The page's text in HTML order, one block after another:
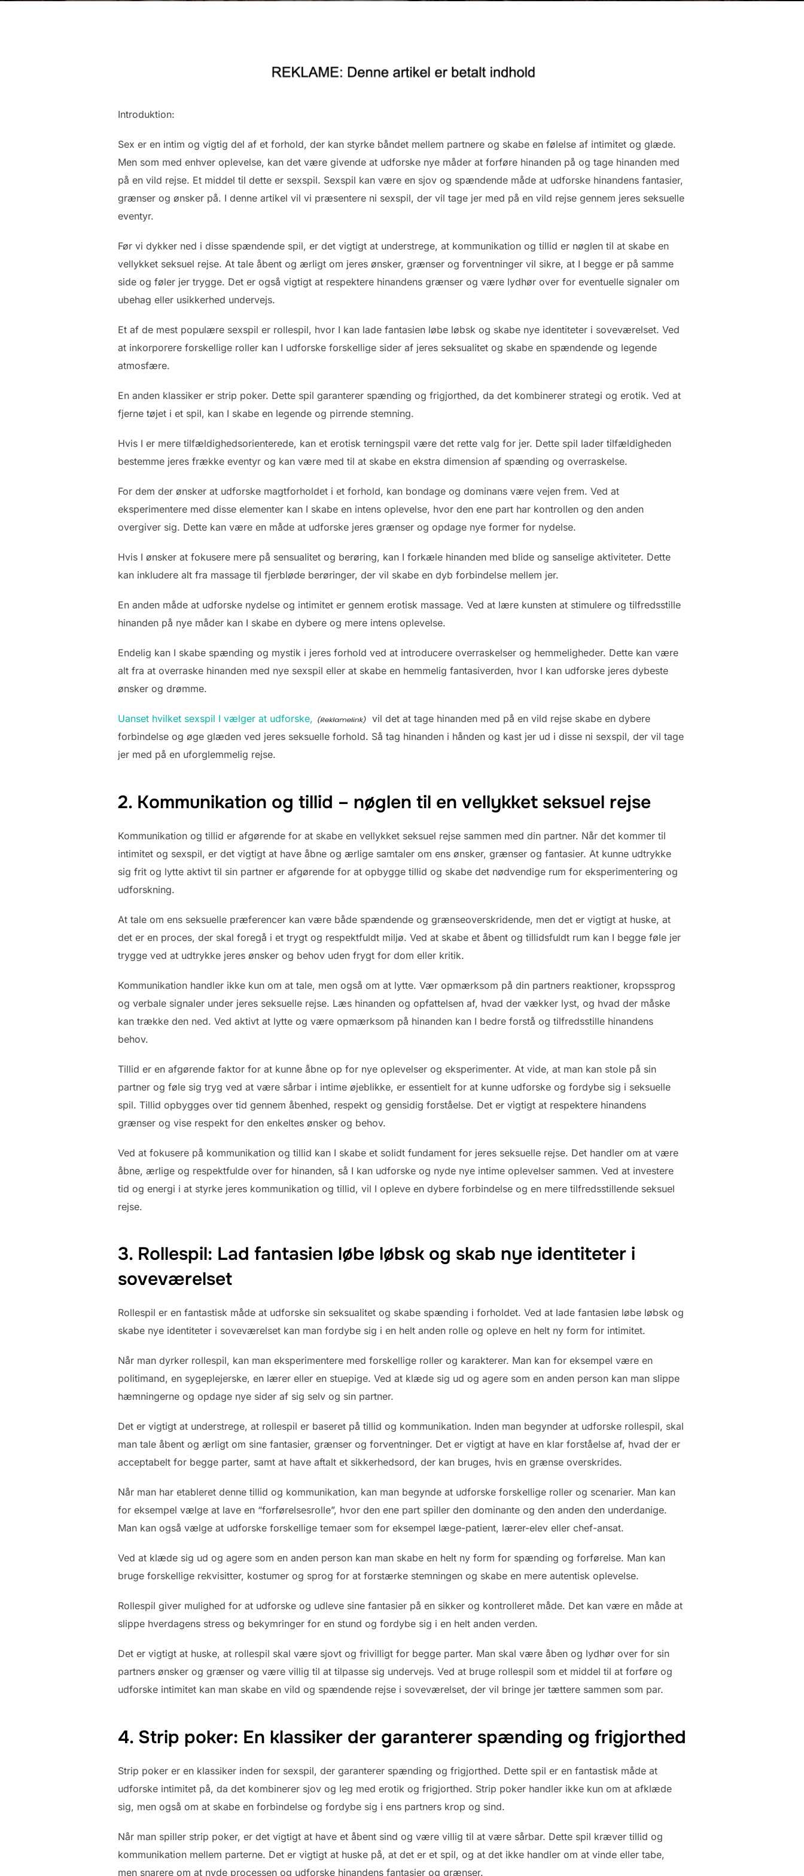
Introduktion:
Sex er en intim og vigtig del af et forhold, der kan styrke båndet mellem partnere og skabe en følelse af intimitet og glæde.
Men som med enhver oplevelse, kan det være givende at udforske nye måder at forføre hinanden på og tage hinanden med
på en vild rejse. Et middel til dette er sexspil. Sexspil kan være en sjov og spændende måde at udforske hinandens fantasier,
grænser og ønsker på. I denne artikel vil vi præsentere ni sexspil, der vil tage jer med på en vild rejse gennem jeres seksuelle
eventyr.
Før vi dykker ned i disse spændende spil, er det vigtigt at understrege, at kommunikation og tillid er nøglen til at skabe en
vellykket seksuel rejse. At tale åbent og ærligt om jeres ønsker, grænser og forventninger vil sikre, at I begge er på samme
side og føler jer trygge. Det er også vigtigt at respektere hinandens grænser og være lydhør over for eventuelle signaler om
ubehag eller usikkerhed undervejs.
Et af de mest populære sexspil er rollespil, hvor I kan lade fantasien løbe løbsk og skabe nye identiteter i soveværelset. Ved
at inkorporere forskellige roller kan I udforske forskellige sider af jeres seksualitet og skabe en spændende og legende
atmosfære.
En anden klassiker er strip poker. Dette spil garanterer spænding og frigjorthed, da det kombinerer strategi og erotik. Ved at
fjerne tøjet i et spil, kan I skabe en legende og pirrende stemning.
Hvis I er mere tilfældighedsorienterede, kan et erotisk terningspil være det rette valg for jer. Dette spil lader tilfældigheden
bestemme jeres frække eventyr og kan være med til at skabe en ekstra dimension af spænding og overraskelse.
For dem der ønsker at udforske magtforholdet i et forhold, kan bondage og dominans være vejen frem. Ved at
eksperimentere med disse elementer kan I skabe en intens oplevelse, hvor den ene part har kontrollen og den anden
overgiver sig. Dette kan være en måde at udforske jeres grænser og opdage nye former for nydelse.
Hvis I ønsker at fokusere mere på sensualitet og berøring, kan I forkæle hinanden med blide og sanselige aktiviteter. Dette
kan inkludere alt fra massage til fjerbløde berøringer, der vil skabe en dyb forbindelse mellem jer.
En anden måde at udforske nydelse og intimitet er gennem erotisk massage. Ved at lære kunsten at stimulere og tilfredsstille
hinanden på nye måder kan I skabe en dybere og mere intens oplevelse.
Endelig kan I skabe spænding og mystik i jeres forhold ved at introducere overraskelser og hemmeligheder. Dette kan være
alt fra at overraske hinanden med nye sexspil eller at skabe en hemmelig fantasiverden, hvor I kan udforske jeres dybeste
ønsker og drømme.
Uanset hvilket sexspil I vælger at udforske,
vil det at tage hinanden med på en vild rejse skabe en dybere
forbindelse og øge glæden ved jeres seksuelle forhold. Så tag hinanden i hånden og kast jer ud i disse ni sexspil, der vil tage
jer med på en uforglemmelig rejse.
2. Kommunikation og tillid – nøglen til en vellykket seksuel rejse
Kommunikation og tillid er afgørende for at skabe en vellykket seksuel rejse sammen med din partner. Når det kommer til
intimitet og sexspil, er det vigtigt at have åbne og ærlige samtaler om ens ønsker, grænser og fantasier. At kunne udtrykke
sig frit og lytte aktivt til sin partner er afgørende for at opbygge tillid og skabe det nødvendige rum for eksperimentering og
udforskning.
At tale om ens seksuelle præferencer kan være både spændende og grænseoverskridende, men det er vigtigt at huske, at
det er en proces, der skal foregå i et trygt og respektfuldt miljø. Ved at skabe et åbent og tillidsfuldt rum kan I begge føle jer
trygge ved at udtrykke jeres ønsker og behov uden frygt for dom eller kritik.
Kommunikation handler ikke kun om at tale, men også om at lytte. Vær opmærksom på din partners reaktioner, kropssprog
og verbale signaler under jeres seksuelle rejse. Læs hinanden og opfattelsen af, hvad der vækker lyst, og hvad der måske
kan trække den ned. Ved aktivt at lytte og være opmærksom på hinanden kan I bedre forstå og tilfredsstille hinandens
behov.
Tillid er en afgørende faktor for at kunne åbne op for nye oplevelser og eksperimenter. At vide, at man kan stole på sin
partner og føle sig tryg ved at være sårbar i intime øjeblikke, er essentielt for at kunne udforske og fordybe sig i seksuelle
spil. Tillid opbygges over tid gennem åbenhed, respekt og gensidig forståelse. Det er vigtigt at respektere hinandens
grænser og vise respekt for den enkeltes ønsker og behov.
Ved at fokusere på kommunikation og tillid kan I skabe et solidt fundament for jeres seksuelle rejse. Det handler om at være
åbne, ærlige og respektfulde over for hinanden, så I kan udforske og nyde nye intime oplevelser sammen. Ved at investere
tid og energi i at styrke jeres kommunikation og tillid, vil I opleve en dybere forbindelse og en mere tilfredsstillende seksuel
rejse.
3. Rollespil: Lad fantasien løbe løbsk og skab nye identiteter i
soveværelset
Rollespil er en fantastisk måde at udforske sin seksualitet og skabe spænding i forholdet. Ved at lade fantasien løbe løbsk og
skabe nye identiteter i soveværelset kan man fordybe sig i en helt anden rolle og opleve en helt ny form for intimitet.
Når man dyrker rollespil, kan man eksperimentere med forskellige roller og karakterer. Man kan for eksempel være en
politimand, en sygeplejerske, en lærer eller en stuepige. Ved at klæde sig ud og agere som en anden person kan man slippe
hæmningerne og opdage nye sider af sig selv og sin partner.
Det er vigtigt at understrege, at rollespil er baseret på tillid og kommunikation. Inden man begynder at udforske rollespil, skal
man tale åbent og ærligt om sine fantasier, grænser og forventninger. Det er vigtigt at have en klar forståelse af, hvad der er
acceptabelt for begge parter, samt at have aftalt et sikkerhedsord, der kan bruges, hvis en grænse overskrides.
Når man har etableret denne tillid og kommunikation, kan man begynde at udforske forskellige roller og scenarier. Man kan
for eksempel vælge at lave en “forførelsesrolle”, hvor den ene part spiller den dominante og den anden den underdanige.
Man kan også vælge at udforske forskellige temaer som for eksempel læge-patient, lærer-elev eller chef-ansat.
Ved at klæde sig ud og agere som en anden person kan man skabe en helt ny form for spænding og forførelse. Man kan
bruge forskellige rekvisitter, kostumer og sprog for at forstærke stemningen og skabe en mere autentisk oplevelse.
Rollespil giver mulighed for at udforske og udleve sine fantasier på en sikker og kontrolleret måde. Det kan være en måde at
slippe hverdagens stress og bekymringer for en stund og fordybe sig i en helt anden verden.
Det er vigtigt at huske, at rollespil skal være sjovt og frivilligt for begge parter. Man skal være åben og lydhør over for sin
partners ønsker og grænser og være villig til at tilpasse sig undervejs. Ved at bruge rollespil som et middel til at forføre og
udforske intimitet kan man skabe en vild og spændende rejse i soveværelset, der vil bringe jer tættere sammen som par.
4. Strip poker: En klassiker der garanterer spænding og frigjorthed
Strip poker er en klassiker inden for sexspil, der garanterer spænding og frigjorthed. Dette spil er en fantastisk måde at
udforske intimitet på, da det kombinerer sjov og leg med erotik og frigjorthed. Strip poker handler ikke kun om at afklæde
sig, men også om at skabe en forbindelse og fordybe sig i ens partners krop og sind.
Når man spiller strip poker, er det vigtigt at have et åbent sind og være villig til at være sårbar. Dette spil kræver tillid og
kommunikation mellem parterne. Det er vigtigt at huske på, at det er et spil, og at det ikke handler om at vinde eller tabe,
men snarere om at nyde processen og udforske hinandens fantasier og grænser.